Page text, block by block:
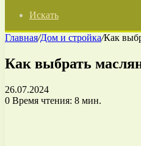
Искать
Главная/Дом и стройка/Как
Как выбрать
26.07.2024
0 Время чтения: 8 мин.